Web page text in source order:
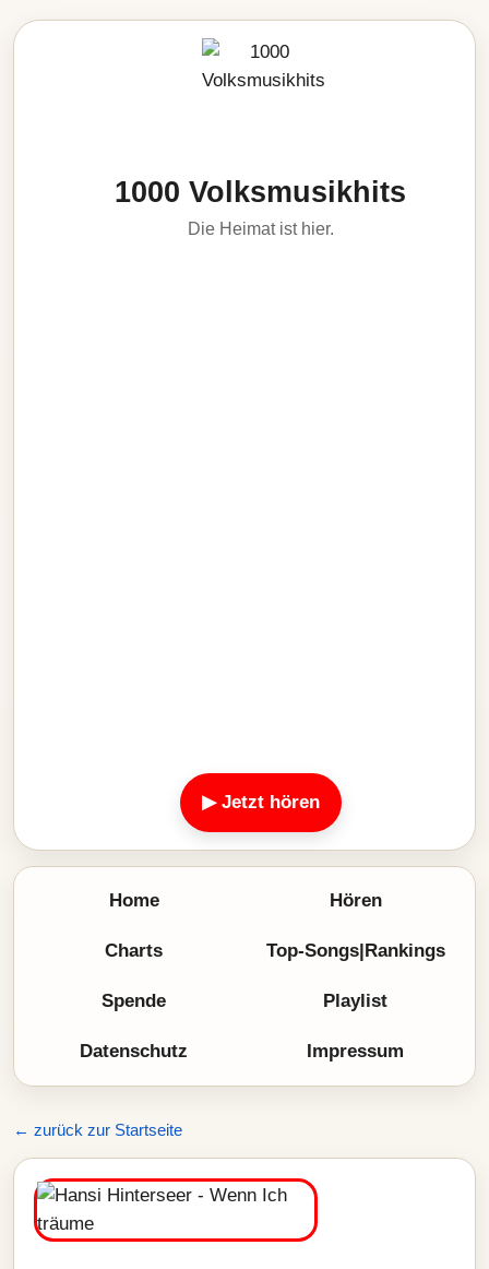
1000 Volksmusikhits
Die Heimat ist hier.
▶ Jetzt hören
Home Hören
Charts Top-Songs|Rankings
Spende Playlist
Datenschutz Impressum
← zurück zur Startseite